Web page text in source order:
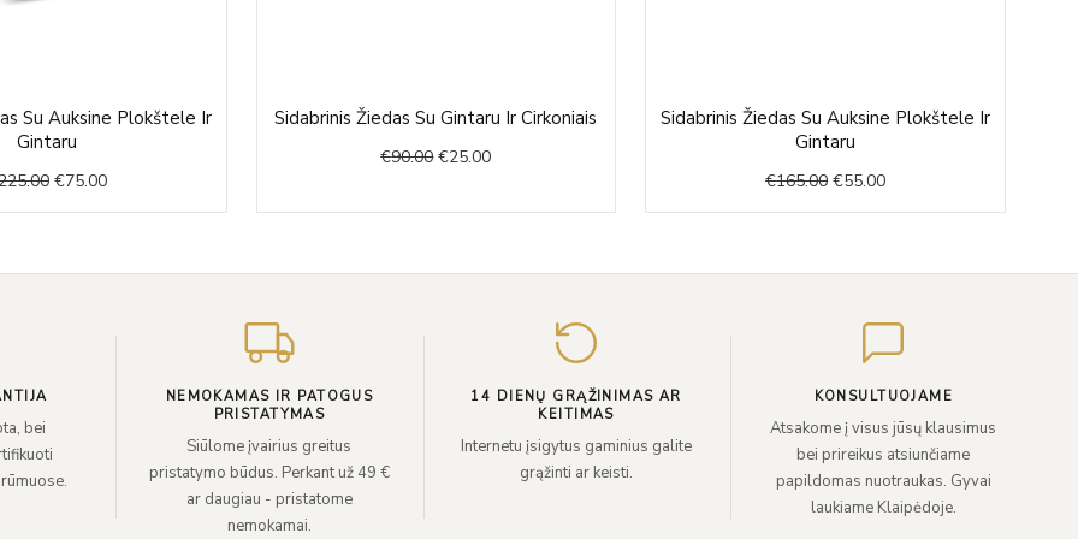
Su Auksine Plokštele Ir
Gintaruprice
€225.00.
€75.00
Current
price
€75.00.
Sidabrinis Žiedas Su Gintaru Ir Cirkoniais
€90.00
price
was:
€25.00
price
is:
Sidabrinis Žiedas Su Auksine Plokštele Ir
Gintaru
€165.00
price
€165.00.
€55.00
Current
price
€55.00.
bei
NEMOKAMAS IR PATOGUS
PRISTATYMAS
Siūlome įvairius greitus
pristatymo būdus. Perkant už 49 €
ar daugiau - pristatome
nemokamai.
14 DIENŲ GRĄŽINIMAS AR
KEITIMAS
Internetu įsigytus gaminius galite
grąžinti ar keisti.
KONSULTUOJAME
Atsakome į visus jūsų klausimus
bei prireikus atsiunčiame
papildomas nuotraukas. Gyvai
laukiame Klaipėdoje.